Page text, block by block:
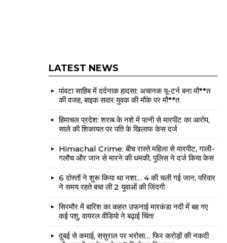
LATEST NEWS
पांवटा साहिब में दर्दनाक हादसा: अचानक यू-टर्न बना मौ**त
की वजह, बाइक सवार युवक की मौके पर मौ**त
हिमाचल प्रदेश: शराब के नशे में पत्नी से मारपीट का आरोप,
साले की शिकायत पर पति के खिलाफ केस दर्ज
Himachal Crime: बीच रास्ते महिला से मारपीट, गाली-
गलौच और जान से मारने की धमकी, पुलिस ने दर्ज किया केस
6 दोस्तों ने शुरू किया था नशा… 4 की चली गई जान, परिवार
ने समय रहते बचा ली 2 युवाओं की जिंदगी
सिरमौर में बारिश का कहर! उफनाई मारकंडा नदी में बह गए
कई पशु, वायरल वीडियो ने बढ़ाई चिंता
दुबई से कमाई, ससुराल पर भरोसा… फिर करोड़ों की नकदी